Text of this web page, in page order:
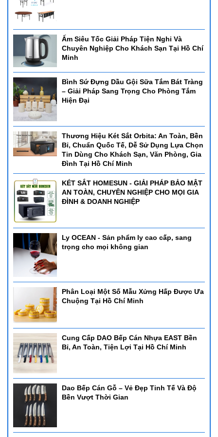
Ấm Siêu Tốc Giải Pháp Tiện Nghi Và
Chuyên Nghiệp Cho Khách Sạn Tại Hồ Chí
Minh
Bình Sứ Đựng Dầu Gội Sữa Tắm Bát Tràng
– Giải Pháp Sang Trọng Cho Phòng Tắm
Hiện Đại
Thương Hiệu Két Sắt Orbita: An Toàn, Bền
Bỉ, Chuẩn Quốc Tế, Dễ Sử Dụng Lựa Chọn
Tin Dùng Cho Khách Sạn, Văn Phòng, Gia
Đình Tại Hồ Chí Minh
KÉT SẮT HOMESUN - GIẢI PHÁP BẢO MẬT
AN TOÀN, CHUYÊN NGHIỆP CHO MỌI GIA
ĐÌNH & DOANH NGHIỆP
Ly OCEAN - Sản phẩm ly cao cấp, sang
trọng cho mọi không gian
Phân Loại Một Số Mẫu Xửng Hấp Được Ưa
Chuộng Tại Hồ Chí Minh
Cung Cấp DAO Bếp Cán Nhựa EAST Bền
Bỉ, An Toàn, Tiện Lợi Tại Hồ Chí Minh
Dao Bếp Cán Gỗ – Vẻ Đẹp Tinh Tế Và Độ
Bền Vượt Thời Gian